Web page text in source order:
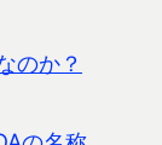
のか？